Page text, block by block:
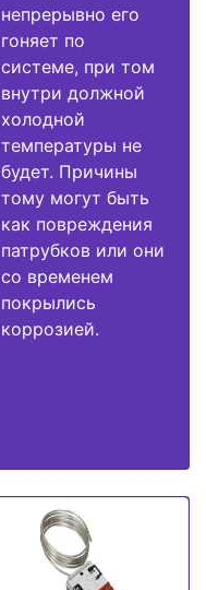
непрерывно его
гоняет по
системе, при том
внутри должной
холодной
температуры не
будет. Причины
тому могут быть
как повреждения
патрубков или они
со временем
покрылись
коррозией.